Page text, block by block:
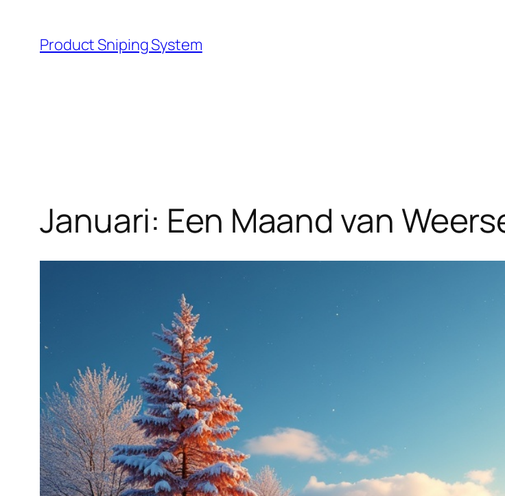
content
Product Sniping System
Januari: Een Maand van